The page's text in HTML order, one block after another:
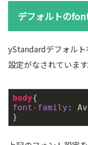
デフォルトの
yStandardデフォル
設定がなされています
body
font-family :